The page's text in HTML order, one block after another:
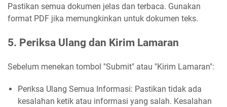
Pastikan semua dokumen jelas dan terbaca. Gunakan
format PDF jika memungkinkan untuk dokumen teks.
5. Periksa Ulang dan Kirim Lamaran
Sebelum menekan tombol "Submit" atau "Kirim Lamaran":
Periksa Ulang Semua Informasi: Pastikan tidak ada
kesalahan ketik atau informasi yang salah. Kesalahan